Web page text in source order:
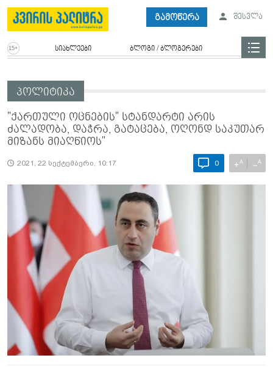
გამოწერა შესვლა
სიახლეები ბლოგი / ბლოგერები
პოლიტიკა
"ქართული ოცნების" სტანდარტი არის
ძალადობა, დაჭრა, გატაცება, ოღონდ საკუთარ
მიზანს მიაღწიოს"
2021, 22 სექტემბერი, 10:17 0 +A −A